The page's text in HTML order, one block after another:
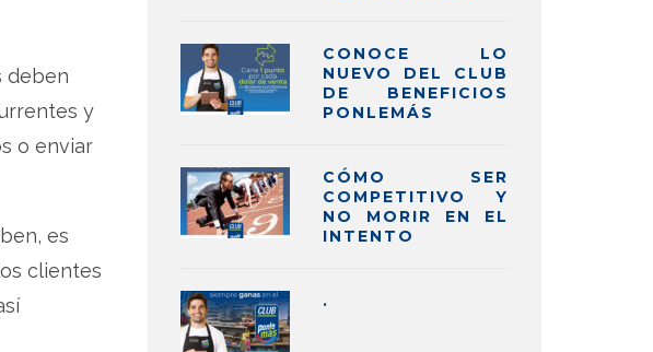
deben
y
o enviar
es
clientes
CONOCE LO
NUEVO DEL CLUB
DE BENEFICIOS
PONLEMÁS
CÓMO SER
COMPETITIVO Y
NO MORIR EN EL
INTENTO
.